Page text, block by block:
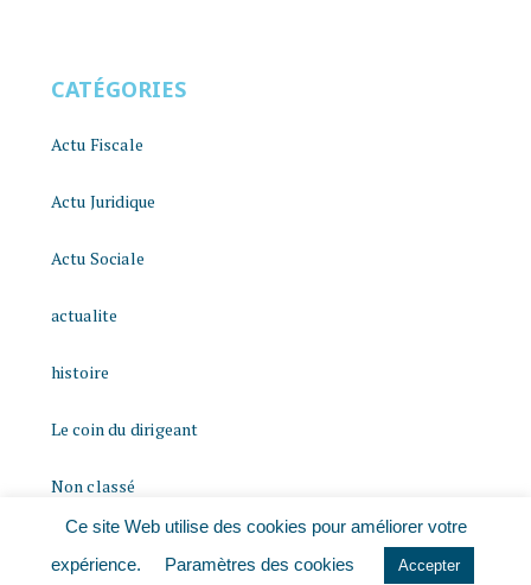
CATÉGORIES
Actu Fiscale
Actu Juridique
Actu Sociale
actualite
histoire
Le coin du dirigeant
Non classé
Ce site Web utilise des cookies pour améliorer votre
expérience.
Paramètres des cookies Accepter